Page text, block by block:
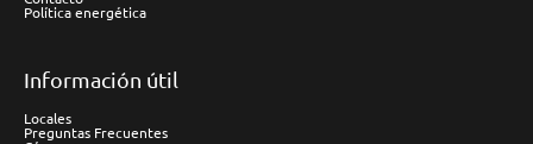
Política energética
Información útil
Locales
Preguntas Frecuentes